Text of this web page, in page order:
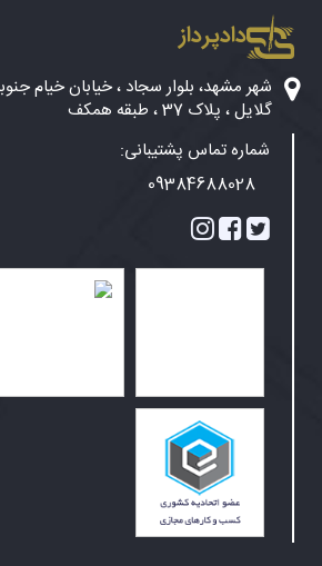
دادپرداز
گلایل ، پلاک 37 ، طبقه همکف
شماره تماس پشتیبانی:
09384688028